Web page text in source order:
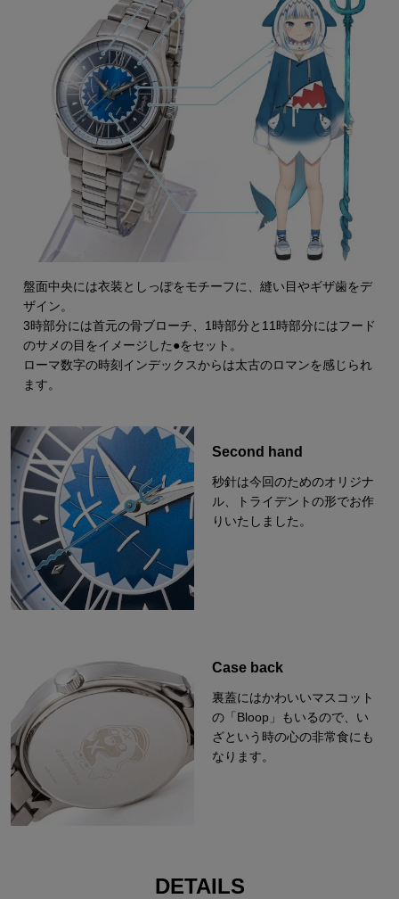
盤面中央には衣装としっぽをモチーフに、縫い目やギザ歯をデ
ザイン。
3時部分には首元の骨ブローチ、1時部分と11時部分にはフード
のサメの目をイメージした●をセット。
ローマ数字の時刻インデックスからは太古のロマンを感じられ
ます。
Second hand
秒針は今回のためのオリジナ
ル、トライデントの形でお作
りいたしました。
Case back
裏蓋にはかわいいマスコット
の「Bloop」もいるので、い
ざという時の心の非常食にも
なります。
DETAILS